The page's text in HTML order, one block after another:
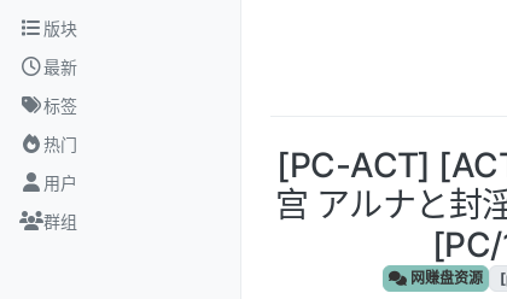
跳转至内容
版块
最新
标签
热门
用户
群组
[PC-ACT]
宫 アルナと封
网赚盘资源